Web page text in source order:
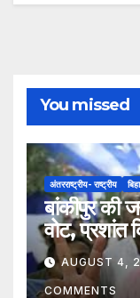
You missed
अंतरराष्ट्रीय- राष्ट्रीय
बांकीपुर की
वोट, प्रशांत
AUGUST 4,
COMMENTS